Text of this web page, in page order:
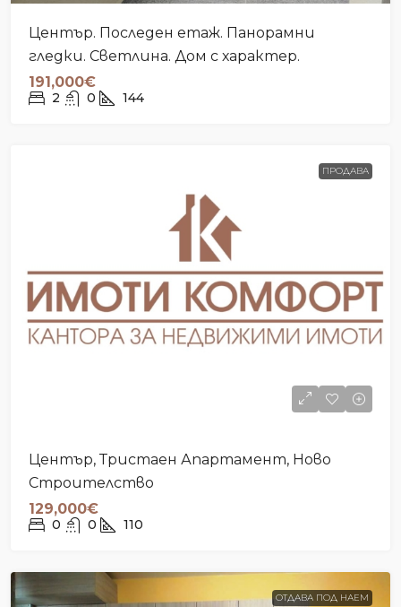
Център. Последен етаж. Панорамни
гледки. Светлина. Дом с характер.
191,000€
2 0 144
ПРОДАВА
Център, Тристаен Апартамент, Ново
Строителство
129,000€
0 0 110
ОТДАВА ПОД НАЕМ